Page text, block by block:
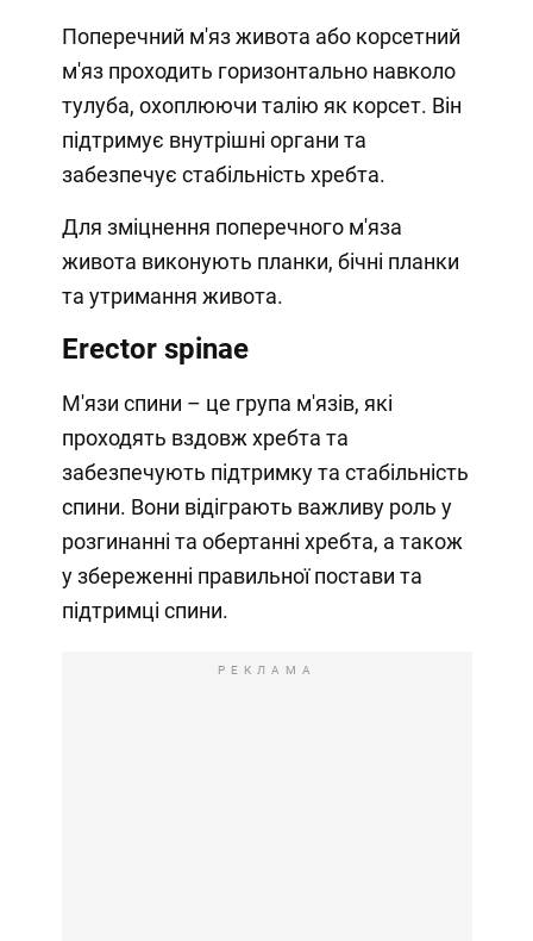
Поперечний м'яз живота або корсетний
м'яз проходить горизонтально навколо
тулуба, охоплюючи талію як корсет. Він
підтримує внутрішні органи та
забезпечує стабільність хребта.
Для зміцнення поперечного м'яза
живота виконують планки, бічні планки
та утримання живота.
Erector spinae
М'язи спини – це група м'язів, які
проходять вздовж хребта та
забезпечують підтримку та стабільність
спини. Вони відіграють важливу роль у
розгинанні та обертанні хребта, а також
у збереженні правильної постави та
підтримці спини.
РЕКЛАМА